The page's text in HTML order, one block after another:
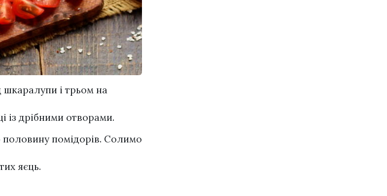
шкаралупи і трьом на
із дрібними отворами.
помідорів. Солимо
яєць.